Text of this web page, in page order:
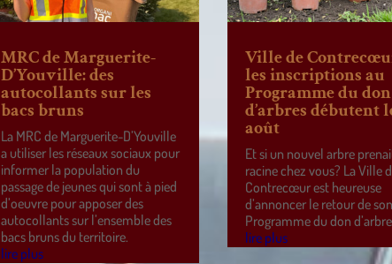
MRC de Marguerite-
D’Youville: des
autocollants sur les
bacs bruns
La MRC de Marguerite-D’Youville
a utiliser les réseaux sociaux pour
informer la population du
passage de jeunes qui sont à pied
d’oeuvre pour apposer des
autocollants sur l’ensemble des
bacs bruns du territoire.
lire plus
Ville de
les inscriptions au
Programme du don
d’arbres débutent
août
Et si un nouvel arbre
racine chez vous? La Ville
Contrecœur est heureuse
d’annoncer le retour de son
Programme du don
lire plus